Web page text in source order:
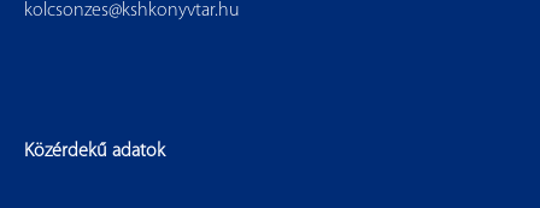
kolcsonzes@kshkonyvtar.hu
Közérdekű adatok